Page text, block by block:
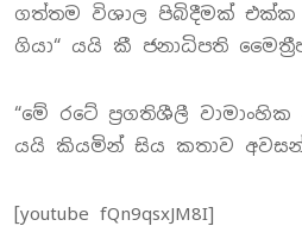
ගත්තම විශාල පිබිදීමක් එක්ක
ගියා“ යයි කී ජනාධිපති
“මේ රටේ ප්‍රගතිශීලී වාමාංහික
යයි කියමින් සිය කතාව
[youtube fQn9qsxJM8I]